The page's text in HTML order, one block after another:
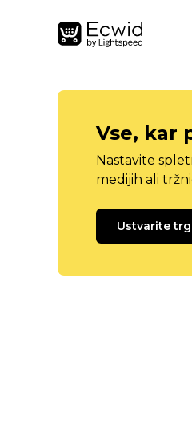
Vse, kar
Nastavite
medijih ali
Ustvarite